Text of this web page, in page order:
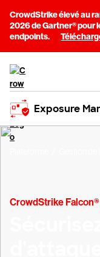
CrowdStrike élevé au
2026 de Gartner® pour
endpoints.
Exposure
CrowdStrike